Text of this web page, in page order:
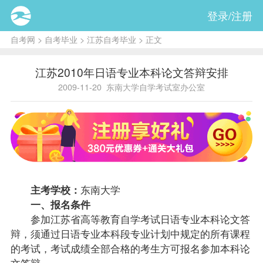
登录/注册
自考网 > 自考毕业 > 江苏自考毕业 > 正文
江苏2010年日语专业本科论文答辩安排
2009-11-20 东南大学自学考试室办公室
主考学校： 东南大学
一、 报名条件
参加江苏省高等教育自学考试日语专业本科论文答
辩，须通过日语专业本科段专业计划中规定的所有课程
的考试，考试成绩全部合格的考生方可报名参加本科论